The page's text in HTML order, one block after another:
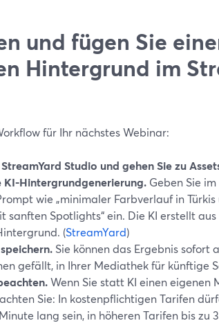
und fügen Sie
Hintergrund im
für Ihr nächstes Webinar:
Studio und gehen Sie zu
KI-Hintergrundgenerierung. Geben Sie
wie „minimaler Farbverlauf in
sanften Spotlights“ ein. Die KI erstellt
(StreamYard)
Sie können das Ergebnis sofort
gefällt, in Ihrer Mediathek für künftige
Wenn Sie statt KI einen eigenen
Sie: In kostenpflichtigen Tarifen
lang sein, in höheren Tarifen bis zu